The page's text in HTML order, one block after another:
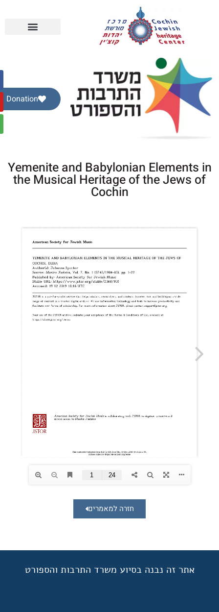
Donation
Yemenite and Babylonian Elements in
the Musical Heritage of the Jews of
Cochin
חזרה למאמרים
אתר זה נבנה בסיוע משרד התרבות והספורט